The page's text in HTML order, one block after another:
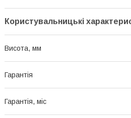
Користувальницькі
Висота, мм
Гарантія
Гарантія, міс